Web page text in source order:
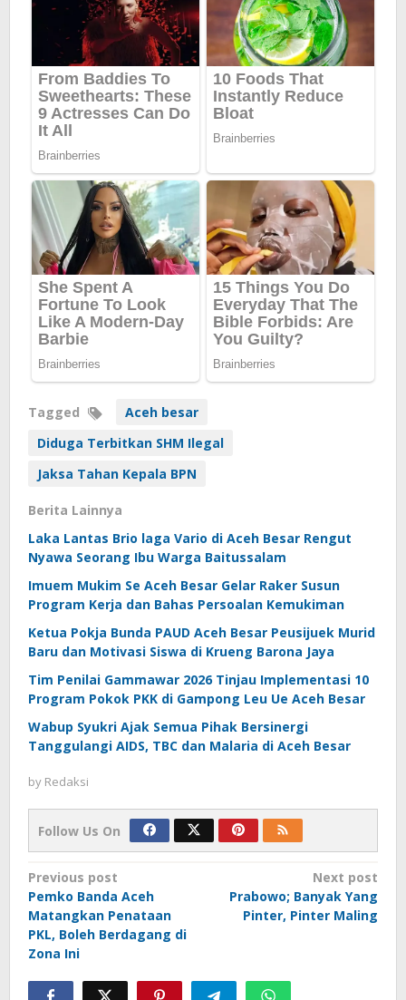
Tagged
Aceh besar
Diduga Terbitkan SHM Ilegal
Jaksa Tahan Kepala BPN
Berita Lainnya
Laka Lantas Brio laga Vario di Aceh Besar Rengut
Nyawa Seorang Ibu Warga Baitussalam
Imuem Mukim Se Aceh Besar Gelar Raker Susun
Program Kerja dan Bahas Persoalan Kemukiman
Ketua Pokja Bunda PAUD Aceh Besar Peusijuek Murid
Baru dan Motivasi Siswa di Krueng Barona Jaya
Tim Penilai Gammawar 2026 Tinjau Implementasi 10
Program Pokok PKK di Gampong Leu Ue Aceh Besar
Wabup Syukri Ajak Semua Pihak Bersinergi
Tanggulangi AIDS, TBC dan Malaria di Aceh Besar
by Redaksi
Follow Us On
Post
navigation
Previous post
Pemko Banda Aceh
Matangkan Penataan
PKL, Boleh Berdagang di
Zona Ini
Next post
Prabowo; Banyak Yang
Pinter, Pinter Maling